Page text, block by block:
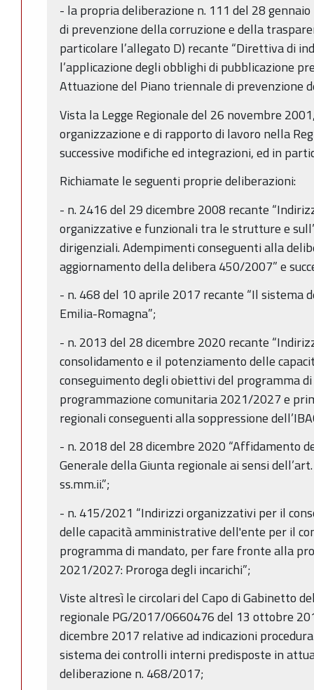
- la propria deliberazione n. 111 del 28
di prevenzione della corruzione e della
particolare l’allegato D) recante “Direttiva di
l’applicazione degli obblighi di pubblicazione
Attuazione del Piano triennale di prevenzione
Vista la Legge Regionale del 26 novembre
organizzazione e di rapporto di lavoro nella
successive modifiche ed integrazioni, ed in
Richiamate le seguenti proprie deliberazioni:
- n. 2416 del 29 dicembre 2008 recante
organizzative e funzionali tra le strutture e
dirigenziali. Adempimenti conseguenti alla
aggiornamento della delibera 450/2007” e
- n. 468 del 10 aprile 2017 recante “Il sistema
Emilia-Romagna”;
- n. 2013 del 28 dicembre 2020 recante
consolidamento e il potenziamento delle
conseguimento degli obiettivi del programma
programmazione comunitaria 2021/2027 e
regionali conseguenti alla soppressione
- n. 2018 del 28 dicembre 2020 “Affidamento
Generale della Giunta regionale ai sensi
ss.mm.ii.”;
- n. 415/2021 “Indirizzi organizzativi per il
delle capacità amministrative dell'ente per il
programma di mandato, per fare fronte alla
2021/2027: Proroga degli incarichi”;
Viste altresì le circolari del Capo di Gabinetto
regionale PG/2017/0660476 del 13 ottobre
dicembre 2017 relative ad indicazioni
sistema dei controlli interni predisposte in
deliberazione n. 468/2017;